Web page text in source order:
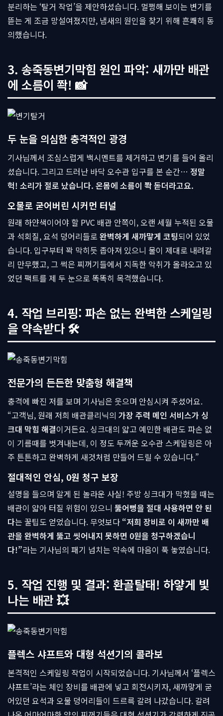
분리하는 ‘탈거 작업’을 제안하셨습니다. 멀쩡해 보이는 변기를
뜯는 게 조금 망설여졌지만, 냄새의 원인을 찾기 위해 흔쾌히 동
의했습니다.
3. 송죽동변기막힘 원인 파악: 새까만 배관
에 소름이 쫙! 📸
두 눈을 의심한 충격적인 광경
기사님께서 조심스럽게 백시멘트를 제거하고 변기를 들어 올리
셨습니다. 그리고 드러난 바닥 오수관 입구를 본 순간… 정말
헉! 소리가 절로 났습니다. 온몸에 소름이 쫙 돋더라고요.
오물로 굳어버린 시커먼 터널
원래 하얀색이어야 할 PVC 배관 안쪽이, 오랜 세월 누적된 오물
과 석회질, 요석 덩어리들로 완벽하게 새까맣게 코팅되어 있었
습니다. 입구부터 꽉 막히듯 좁아져 있으니 물이 제대로 내려갈
리 만무했고, 그 썩은 찌꺼기들에서 지독한 악취가 올라오고 있
었던 팩트를 제 두 눈으로 똑똑히 목격했습니다.
4. 작업 브리핑: 파손 없는 완벽한 스케일링
을 약속받다 🛠
전문가의 든든한 맞춤형 해결책
충격에 빠진 저를 보며 기사님은 웃으며 안심시켜 주셨어요.
“고객님, 원래 저희 배관클리닉의 가장 주력 메인 서비스가 싱
크대 막힘 해결이거든요. 싱크대의 얇고 예민한 배관도 파손 없
이 기름때를 벗겨내는데, 이 정도 두꺼운 오수관 스케일링은 아
주 튼튼하고 완벽하게 새것처럼 만들어 드릴 수 있습니다.”
절대적인 안심, 0원 청구 보장
설명을 들으며 알게 된 놀라운 사실! 주방 싱크대가 막혔을 때는
배관이 얇아 터질 위험이 있으니 뚫어뻥을 절대 사용하면 안 된
다는 꿀팁도 얻었습니다. 무엇보다 “저희 장비로 이 새까만 배
관을 완벽하게 뚫고 씻어내지 못하면 0원을 청구하겠습니
다!”라는 기사님의 패기 넘치는 약속에 마음이 푹 놓였습니다.
5. 작업 진행 및 결과: 환골탈태! 하얗게 빛
나는 배관 💥
플렉스 샤프트와 대형 석션기의 콜라보
본격적인 스케일링 작업이 시작되었습니다. 기사님께서 ‘플렉스
샤프트’라는 체인 장비를 배관에 넣고 회전시키자, 새까맣게 굳
어있던 요석과 오물 덩어리들이 드르륵 갈려 나갔습니다. 갈려